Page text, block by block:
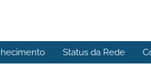
Status da Rede